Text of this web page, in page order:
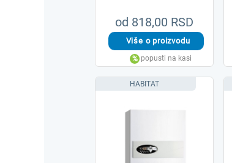
od 818,00 RSD
HABITAT